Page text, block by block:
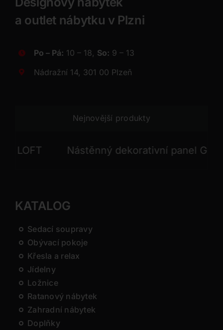
a outlet nábytku v Plzni
Po – Pá: 10 – 18, So: 9 – 13
Nádražní 14, 301 00 Plzeň
Nejnovější produkty
Nástěnný dekorativní panel GONG
KATALOG
Sedací soupravy
Obývací pokoje
Křesla a relax
Jídelny
Ložnice
Ratanový nábytek
Zahradní nábytek
Doplňky